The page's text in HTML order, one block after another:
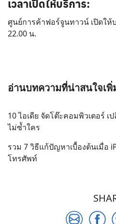
เวลาเปิดให้บริการ:
ศูนย์การค้าฟอร์จูนทาวน์ เปิดให้
22.00 น.
อ่านบทความที่น่าสนใจเพิ่
10 ไอเดีย จัดโต๊ะคอมพิวเตอร์
ไม่ซ้ำใคร
รวม 7 วิธีแก้ปัญหาเบื้องต้นเมื่อ
โทรศัพท์